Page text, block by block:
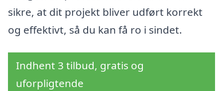
sikre, at dit projekt bliver udført korrekt
og effektivt, så du kan få ro i sindet.
Indhent 3 tilbud, gratis og
uforpligtende